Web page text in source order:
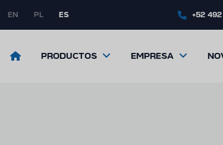
to
content
EN PL ES +52
ReturnPRODUCTOS EMPRESA